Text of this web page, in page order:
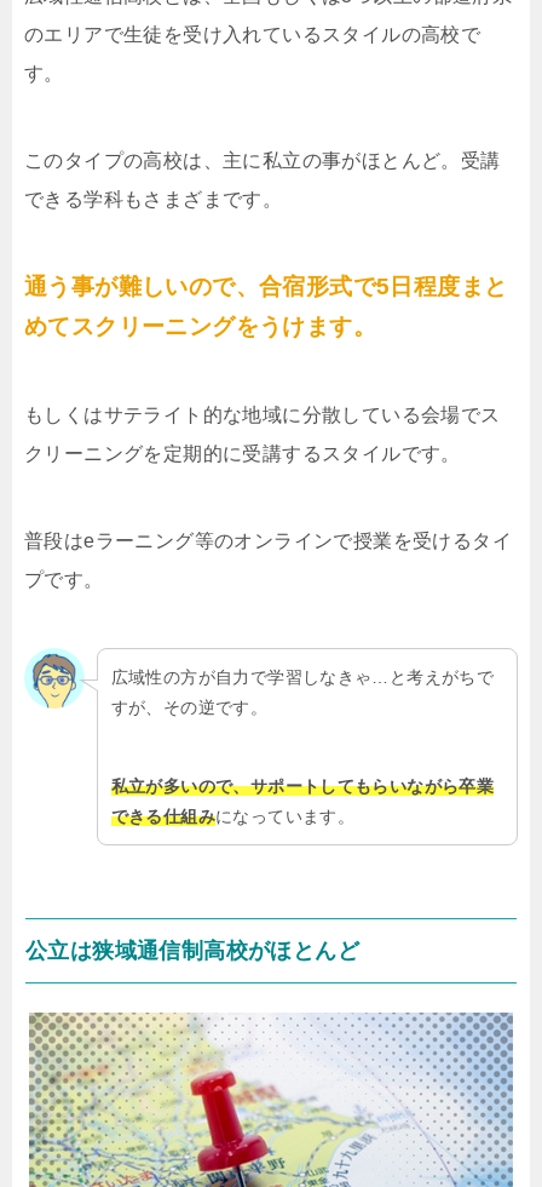
のエリアで生徒を受け入れているスタイルの高校で
す。
このタイプの高校は、主に私立の事がほとんど。受講
できる学科もさまざまです。
通う事が難しいので、合宿形式で5日程度まと
めてスクリーニングをうけます。
もしくはサテライト的な地域に分散している会場でス
クリーニングを定期的に受講するスタイルです。
普段はeラーニング等のオンラインで授業を受けるタイ
プです。
広域性の方が自力で学習しなきゃ…と考えがちで
すが、その逆です。
私立が多いので、サポートしてもらいながら卒業
できる仕組みになっています。
公立は狭域通信制高校がほとんど